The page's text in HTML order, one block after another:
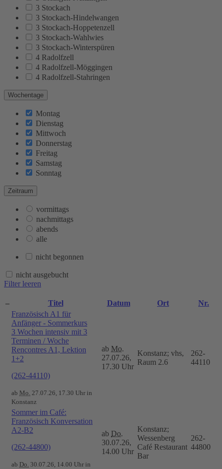
3 Stockach
3 Stockach-Hindelwangen
3 Stockach-Hoppetenzell
3 Stockach-Wahlwies
3 Stockach-Winterspüren
4 Radolfzell
4 Radolfzell-Möggingen
4 Radolfzell-Stahringen
Wochentage
Montag
Dienstag
Mittwoch
Donnerstag
Freitag
Samstag
Sonntag
Zeitraum
vormittags
nachmittags
abends
alle
nicht begonnen
nicht ausgebucht
Filter leeren
– Titel Datum Ort
Nr.
Französisch A1 für
Anfänger - Sommerkurs
3 Wochen intensiv mit 3
Terminen / Woche
Rencontres A1, Lektion
1+2
(262-44110)
ab Mo. 27.07.26, 17.30 Uhr in
Konstanz
ab Mo.
27.07.26,
17.30 Uhr
Konstanz; vhs,
Raum 2.6
262-
44110
Sommer im Café:
Französisch Konversation
A2-B2
(262-44800)
ab Do. 30.07.26, 14.00 Uhr in
ab Do.
30.07.26,
14.00 Uhr
Konstanz;
Wessenberg
Café Restaurant
Bar
262-
44800